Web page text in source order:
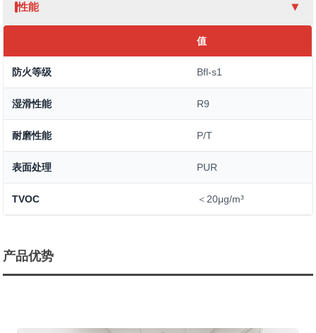
性能
值
防火等级 Bfl-s1
湿滑性能 R9
耐磨性能 P/T
表面处理 PUR
TVOC ＜20μg/m³
产品优势